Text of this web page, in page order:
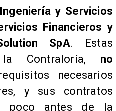
y Servicios
Financieros y
SpA. Estas
la Contraloría, no
necesarios
y sus contratos
poco antes de la